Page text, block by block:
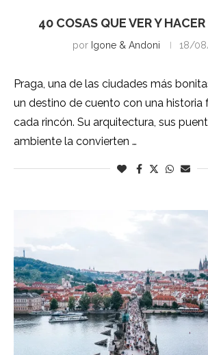
40 COSAS QUE VER Y
por Igone & Andoni 18/
Praga, una de las ciudades más
un destino de cuento con una historia
cada rincón. Su arquitectura, sus
ambiente la convierten …